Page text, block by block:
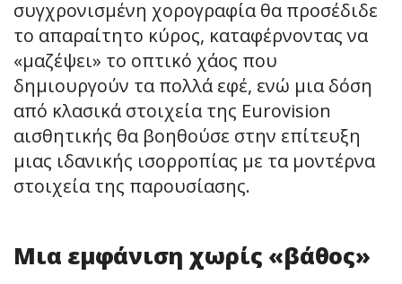
συγχρονισμένη χορογραφία θα προσέδιδε
το απαραίτητο κύρος, καταφέρνοντας να
«μαζέψει» το οπτικό χάος που
δημιουργούν τα πολλά εφέ, ενώ μια δόση
από κλασικά στοιχεία της Eurovision
αισθητικής θα βοηθούσε στην επίτευξη
μιας ιδανικής ισορροπίας με τα μοντέρνα
στοιχεία της παρουσίασης.
Μια εμφάνιση χωρίς «βάθος»